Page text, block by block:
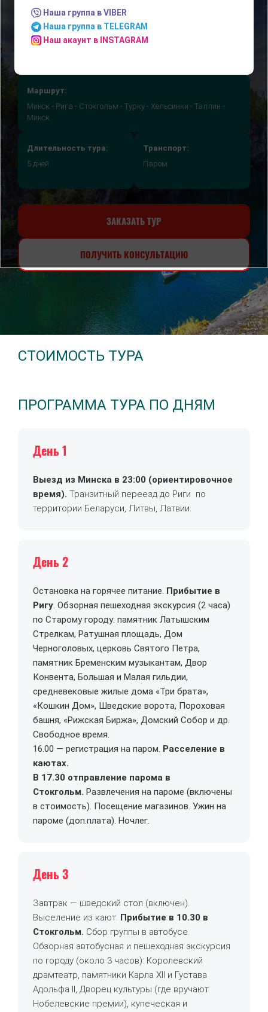
ТАЛЛИН
Маршрут:
Минск - Рига - Стокгольм - Турку - Хельсинки - Таллин -
Минск
Длительность тура:
5 дней
Транспорт:
Паром
ЗАКАЗАТЬ ТУР
ПОЛУЧИТЬ КОНСУЛЬТАЦИЮ
СТОИМОСТЬ ТУРА
ПРОГРАММА ТУРА ПО ДНЯМ
День 1
Выезд из Минска в 23:00 (ориентировочное
время). Транзитный переезд до Риги по
территории Беларуси, Литвы, Латвии.
День 2
Остановка на горячее питание. Прибытие в
Ригу. Обзорная пешеходная экскурсия (2 часа)
по Старому городу: памятник Латышским
Стрелкам, Ратушная площадь, Дом
Черноголовых, церковь Святого Петра,
памятник Бременским музыкантам, Двор
Конвента, Большая и Малая гильдии,
средневековые жилые дома «Три брата»,
«Кошкин Дом», Шведские ворота, Пороховая
башня, «Рижская Биржа», Домский Собор и др.
Свободное время.
16.00 — регистрация на паром. Расселение в
каютах.
В 17.30 отправление парома в
Стокгольм. Развлечения на пароме (включены
в стоимость). Посещение магазинов. Ужин на
пароме (доп.плата). Ночлег.
День 3
Завтрак — шведский стол (включен).
Выселение из кают. Прибытие в 10.30 в
Стокгольм. Сбор группы в автобусе.
Обзорная автобусная и пешеходная экскурсия
по городу (около 3 часов): Королевский
драмтеатр, памятники Карла ХII и Густава
Адольфа II, Дворец культуры (где вручают
Нобелевские премии), купеческая и
Наша группа в VIBER
Наша группа в TELEGRAM
Наш акаунт в INSTAGRAM